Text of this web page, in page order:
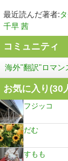
最近読んだ著者:
千早 茜
コミュニティ
海外"翻訳"ロマン
お気に入り(30
フジッコ
だむ
すもも